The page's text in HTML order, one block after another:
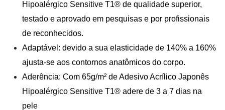
Hipoalérgico Sensitive T1® de qualidade superior,
testado e aprovado em pesquisas e por profissionais
de reconhecidos.
Adaptável: devido a sua elasticidade de 140% a 160%
ajusta-se aos contornos anatômicos do corpo.
Aderência: Com 65g/m² de Adesivo Acrílico Japonês
Hipoalérgico Sensitive T1® adere de 3 a 7 dias na
pele